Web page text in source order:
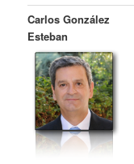
Carlos González
Esteban